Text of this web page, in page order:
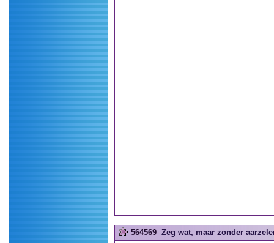
564569 Zeg wat, maar zonder